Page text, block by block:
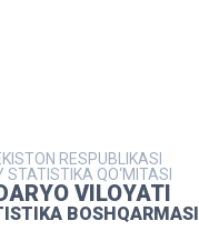
RESPUBLIKASI
STATISTIKA QO‘MITASI
VILOYATI
BOSHQARMASI
NASHRLAR
INTERAKTIV XIZMATLAR
MATBUOT XIZMATI